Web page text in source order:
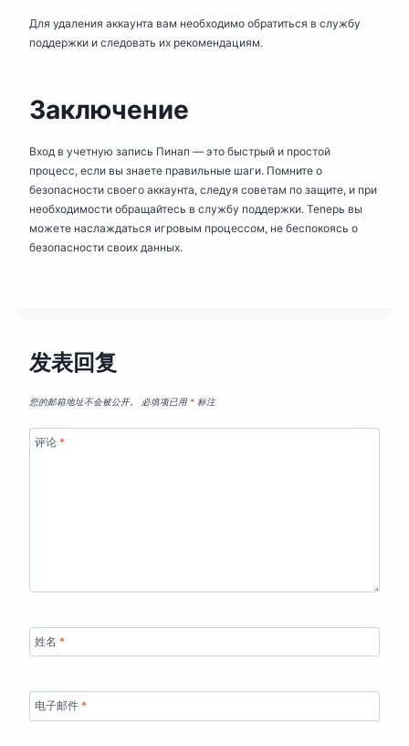
Для удаления аккаунта вам необходимо обратиться в службу
поддержки и следовать их рекомендациям.
Заключение
Вход в учетную запись Пинап — это быстрый и простой
процесс, если вы знаете правильные шаги. Помните о
безопасности своего аккаунта, следуя советам по защите, и при
необходимости обращайтесь в службу поддержки. Теперь вы
можете наслаждаться игровым процессом, не беспокоясь о
безопасности своих данных.
发表回复
您的邮箱地址不会被公开。 必填项已用 * 标注
评论 *
姓名 *
电子邮件 *